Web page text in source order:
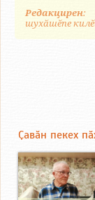
Редакцирен:
шухӑшӗпе
Ҫавӑн пекех